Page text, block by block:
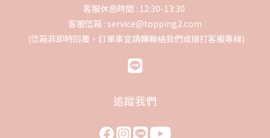
客服休息時間 : 12:30-13:30
客服信箱 : service@topping2.com
(信箱非即時回覆，訂單事宜請轉聯絡我們或撥打客服專線)
追蹤我們